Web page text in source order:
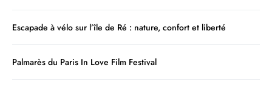
Escapade à vélo sur l’île de Ré : nature, confort et liberté
Palmarès du Paris In Love Film Festival